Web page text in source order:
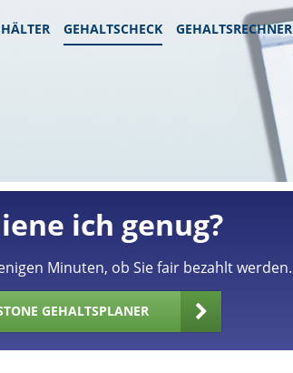
GEHALTSCHECK GEHALTSRECHNER
ich genug?
Minuten, ob Sie fair bezahlt werden.
GEHALTSPLANER